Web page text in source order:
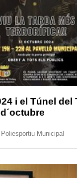
i el Túnel del
Municipal